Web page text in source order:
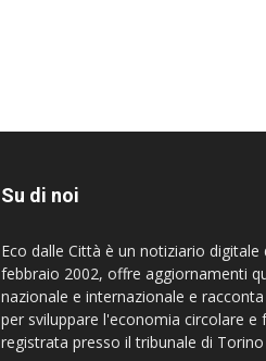
Su di noi
Eco dalle Città è un notiziario
febbraio 2002, offre aggiornamenti
nazionale e internazionale e
per sviluppare l'economia circolare e
registrata presso il tribunale di